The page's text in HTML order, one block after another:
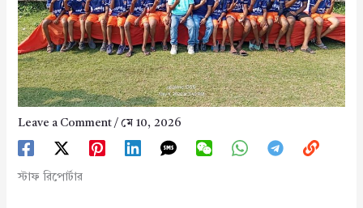
Leave a Comment / মে 10, 2026
স্টাফ রিপোর্টার